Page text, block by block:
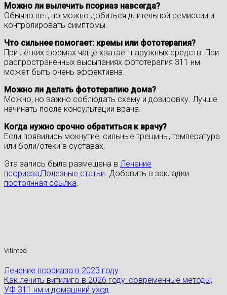
Можно ли вылечить псориаз навсегда?
Обычно нет, но можно добиться длительной ремиссии и
контролировать симптомы.
Что сильнее помогает: кремы или фототерапия?
При лёгких формах чаще хватает наружных средств. При
распространённых высыпаниях фототерапия 311 нм
может быть очень эффективна.
Можно ли делать фототерапию дома?
Можно, но важно соблюдать схему и дозировку. Лучше
начинать после консультации врача.
Когда нужно срочно обратиться к врачу?
Если появились мокнутие, сильные трещины, температура
или боли/отёки в суставах.
Эта запись была размещена в Лечение
псориаза,Полезные статьи . Добавить в закладки
постоянная ссылка
Vitimed
Лечение псориаза в 2023 году
Как лечить витилиго в 2026 году: современные методы,
УФ 311 нм и домашний уход